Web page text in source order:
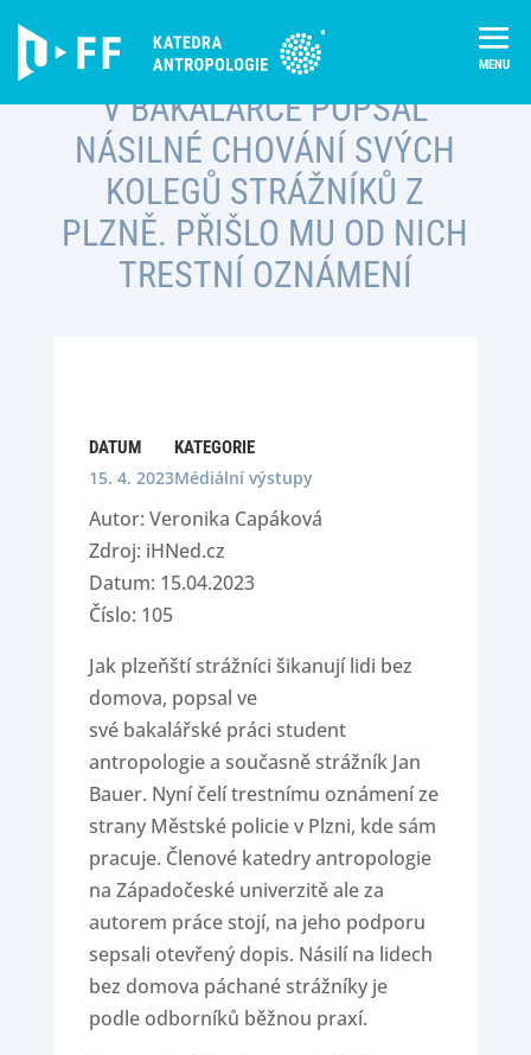
content
V BAKALÁŘCE POPSAL
NÁSILNÉ CHOVÁNÍ SVÝCH
KOLEGŮ STRÁŽNÍKŮ Z
PLZNĚ. PŘIŠLO MU OD NICH
TRESTNÍ OZNÁMENÍ
DATUM
15. 4. 2023
KATEGORIE
Médiální výstupy
Autor: Veronika Capáková
Zdroj: iHNed.cz
Datum: 15.04.2023
Číslo: 105
Jak plzeňští strážníci šikanují lidi bez
domova, popsal ve
své bakalářské práci student
antropologie a současně strážník Jan
Bauer. Nyní čelí trestnímu oznámení ze
strany Městské policie v Plzni, kde sám
pracuje. Členové katedry antropologie
na Západočeské univerzitě ale za
autorem práce stojí, na jeho podporu
sepsali otevřený dopis. Násilí na lidech
bez domova páchané strážníky je
podle odborníků běžnou praxí.